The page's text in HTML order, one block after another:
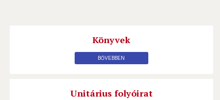
Könyvek
BŐVEBBEN
Unitárius folyóirat